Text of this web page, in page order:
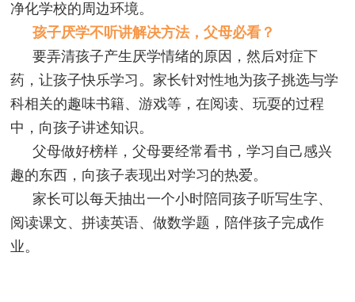
净化学校的周边环境。
孩子厌学不听讲解决方法，父母必看？
要弄清孩子产生厌学情绪的原因，然后对症下
药，让孩子快乐学习。家长针对性地为孩子挑选与学
科相关的趣味书籍、游戏等，在阅读、玩耍的过程
中，向孩子讲述知识。
父母做好榜样，父母要经常看书，学习自己感兴
趣的东西，向孩子表现出对学习的热爱。
家长可以每天抽出一个小时陪同孩子听写生字、
阅读课文、拼读英语、做数学题，陪伴孩子完成作
业。